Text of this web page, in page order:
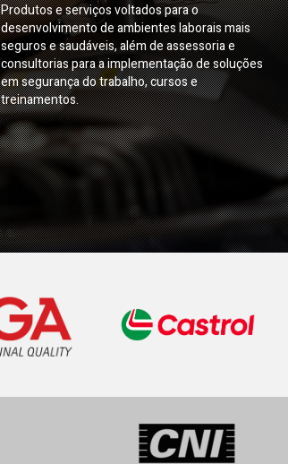
Produtos e serviços voltados para o
desenvolvimento de ambientes laborais mais
seguros e saudáveis, além de assessoria e
consultorias para a implementação de soluções
em segurança do trabalho, cursos e
treinamentos.